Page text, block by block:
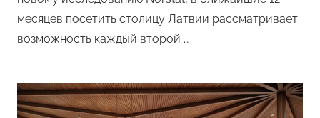
месяцев посетить столицу Латвии рассматривает
возможность каждый второй …